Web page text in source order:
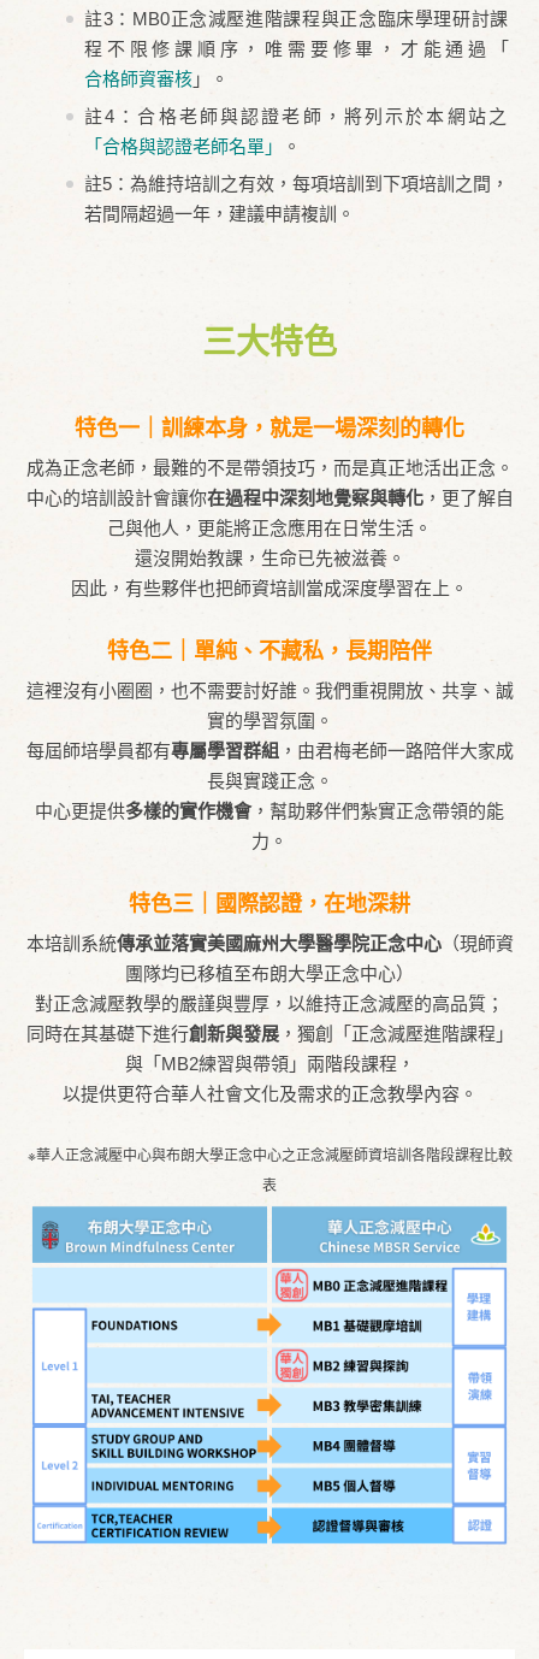
註3：MB0正念減壓進階課程與正念臨床學理研討課
程不限修課順序，唯需要修畢，才能通過「
合格師資審核 」。
註4：合格老師與認證老師，將列示於本網站之
「合格與認證老師名單」
。
註5：為維持培訓之有效，每項培訓到下項培訓之間，
若間隔超過一年，建議申請複訓。
三大特色
特色一｜訓練本身，就是一場深刻的轉化
成為正念老師，最難的不是帶領技巧，而是真正地活出正念。
中心的培訓設計會讓你在過程中深刻地覺察與轉化，更了解自
己與他人，更能將正念應用在日常生活。
還沒開始教課，生命已先被滋養。
因此，有些夥伴也把師資培訓當成深度學習在上。
特色二｜單純、不藏私，長期陪伴
這裡沒有小圈圈，也不需要討好誰。我們重視開放、共享、誠
實的學習氛圍。
每屆師培學員都有專屬學習群組，由君梅老師一路陪伴大家成
長與實踐正念。
中心更提供多樣的實作機會，幫助夥伴們紮實正念帶領的能
力。
特色三｜國際認證，在地深耕
本培訓系統傳承並落實美國麻州大學醫學院正念中心（現師資
團隊均已移植至布朗大學正念中心）
對正念減壓教學的嚴謹與豐厚，以維持正念減壓的高品質；
同時在其基礎下進行創新與發展，獨創「正念減壓進階課程」
與「MB2練習與帶領」兩階段課程，
以提供更符合華人社會文化及需求的正念教學內容。
※華人正念減壓中心與布朗大學正念中心之正念減壓師資培訓各階段課程比較
表